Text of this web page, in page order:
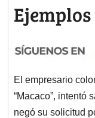
El empresario
“Macaco”, intentó
negó su solicitud